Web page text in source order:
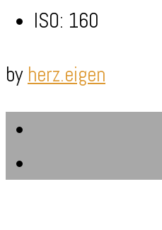
ISO: 160
by herz.eigen